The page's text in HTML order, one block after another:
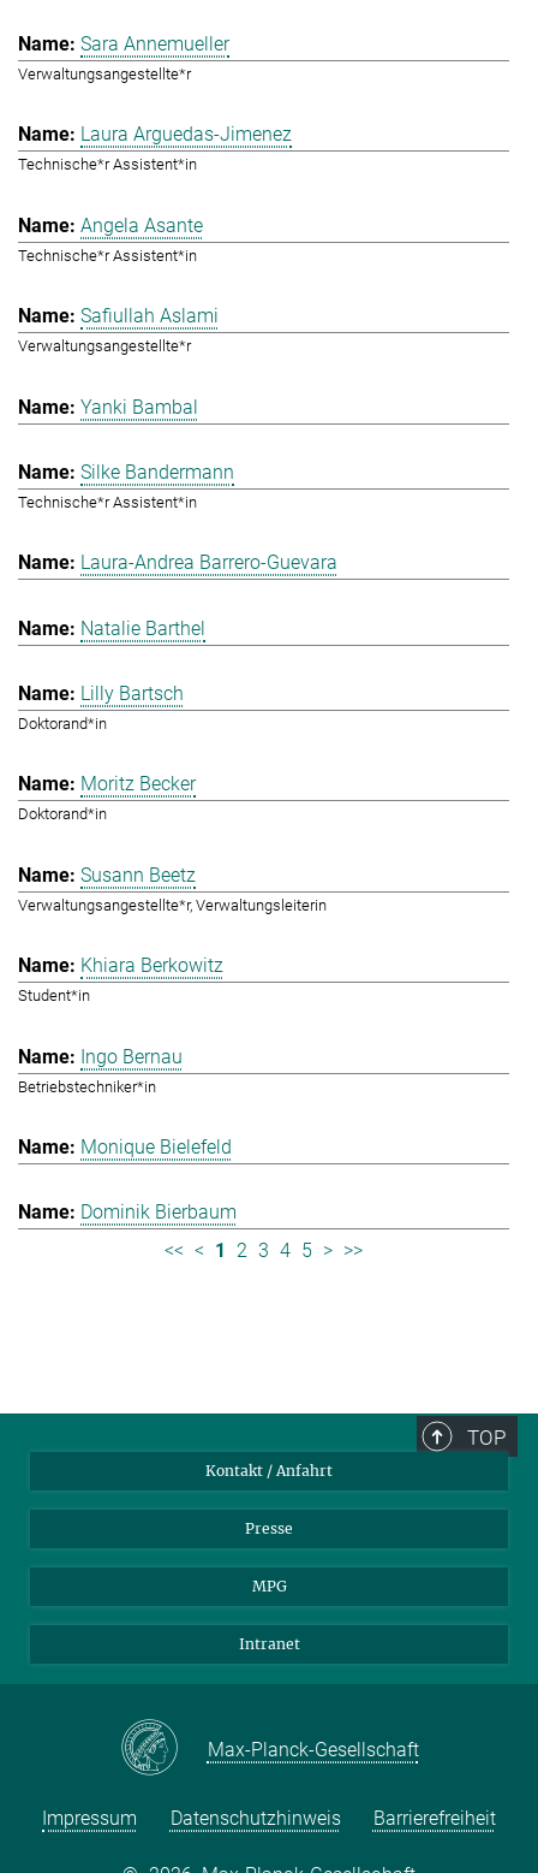
Sara Annemueller
Verwaltungsangestellte*r
Laura Arguedas-Jimenez
Technische*r Assistent*in
Angela Asante
Technische*r Assistent*in
Safiullah Aslami
Verwaltungsangestellte*r
Yanki Bambal
Silke Bandermann
Technische*r Assistent*in
Laura-Andrea Barrero-Guevara
Natalie Barthel
Lilly Bartsch
Doktorand*in
Moritz Becker
Doktorand*in
Susann Beetz
Verwaltungsangestellte*r, Verwaltungsleiterin
Khiara Berkowitz
Student*in
Ingo Bernau
Betriebstechniker*in
Monique Bielefeld
Dominik Bierbaum
<< < 1 2 3 4 5 > >>
TOP
Kontakt / Anfahrt
Presse
MPG
Intranet
Max-Planck-Gesellschaft
Impressum Datenschutzhinweis Barrierefreiheit